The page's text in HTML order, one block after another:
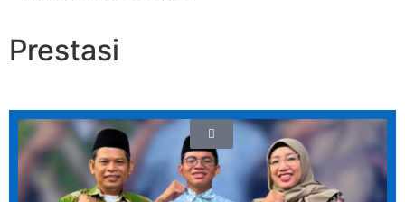
Prestasi